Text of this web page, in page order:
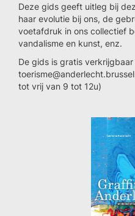
Deze gids geeft uitleg bij
haar evolutie bij ons, de
voetafdruk in ons collectief
vandalisme en kunst, enz.
De gids is gratis
tot vrij van 9 tot 12u)